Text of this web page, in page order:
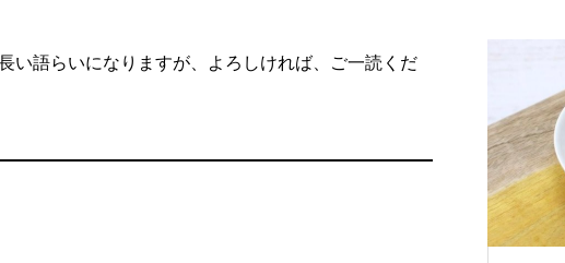
い語らいになりますが、よろしければ、ご一読くだ